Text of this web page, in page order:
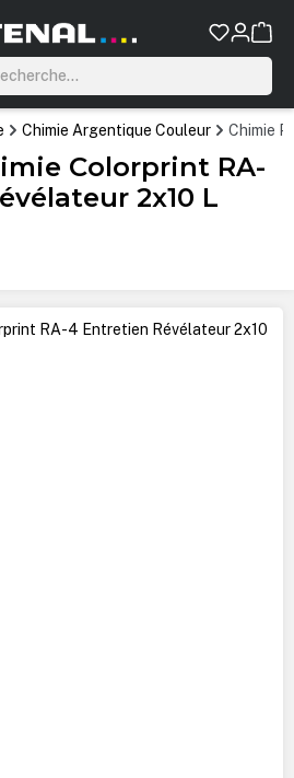
Chimie Argentique Couleur Chimie
Colorprint RA-
2x10 L